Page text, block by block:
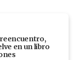
en un libro